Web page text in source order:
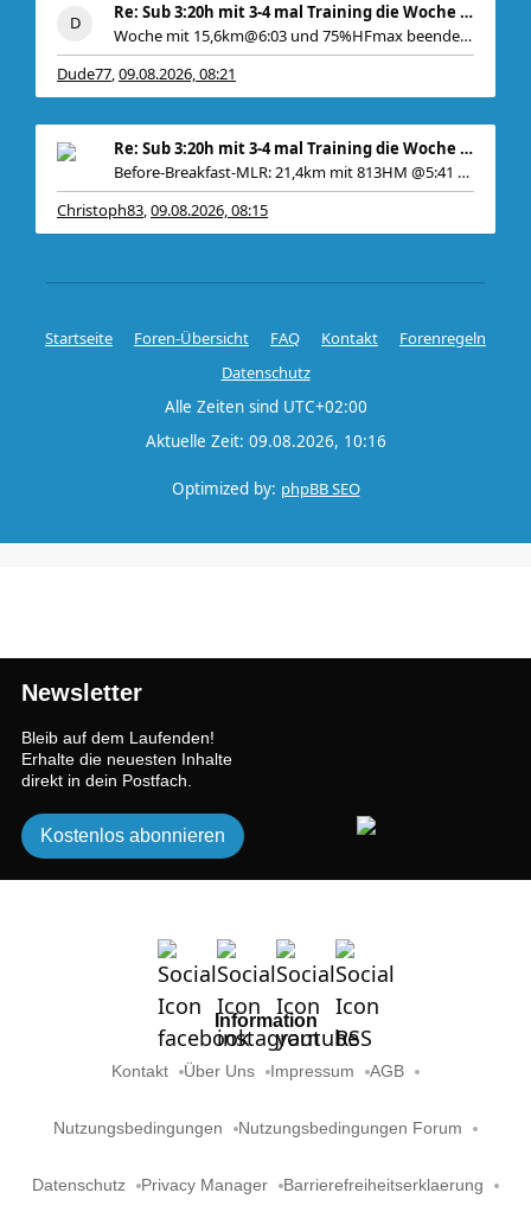
Re: Sub 3:20h mit 3-4 mal Training die Woche machb
Woche mit 15,6km@6:03 und 75%HFmax beendet. Gepl
Dude77,09.08.2026, 08:21
Re: Sub 3:20h mit 3-4 mal Training die Woche machb
Before-Breakfast-MLR: 21,4km mit 813HM @5:41 70%
Christoph83,09.08.2026, 08:15
Startseite Foren-Übersicht FAQ Kontakt
Forenregeln
Datenschutz
Alle Zeiten sind UTC+02:00
Aktuelle Zeit: 09.08.2026, 10:16
Optimized by: phpBB SEO
Newsletter
Bleib auf dem Laufenden!
Erhalte die neuesten Inhalte
direkt in dein Postfach.
Kostenlos abonnieren
Information
Kontakt Über Uns Impressum AGB
Nutzungsbedingungen Nutzungsbedingungen Forum
Datenschutz Privacy Manager Barrierefreiheitserklaerung